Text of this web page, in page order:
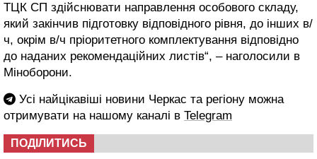
ТЦК СП здійснювати направлення особового складу,
який закінчив підготовку відповідного рівня, до інших в/
ч, окрім в/ч пріоритетного комплектування відповідно
до наданих рекомендаційних листів“, – наголосили в
Міноборони.
Усі найцікавіші новини Черкас та регіону можна
отримувати на нашому каналі в Telegram
ПОДІЛИТИСЬ